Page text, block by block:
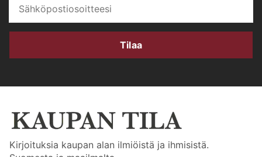
Tilaa
Kirjoituksia kaupan alan ilmiöistä ja ihmisistä.